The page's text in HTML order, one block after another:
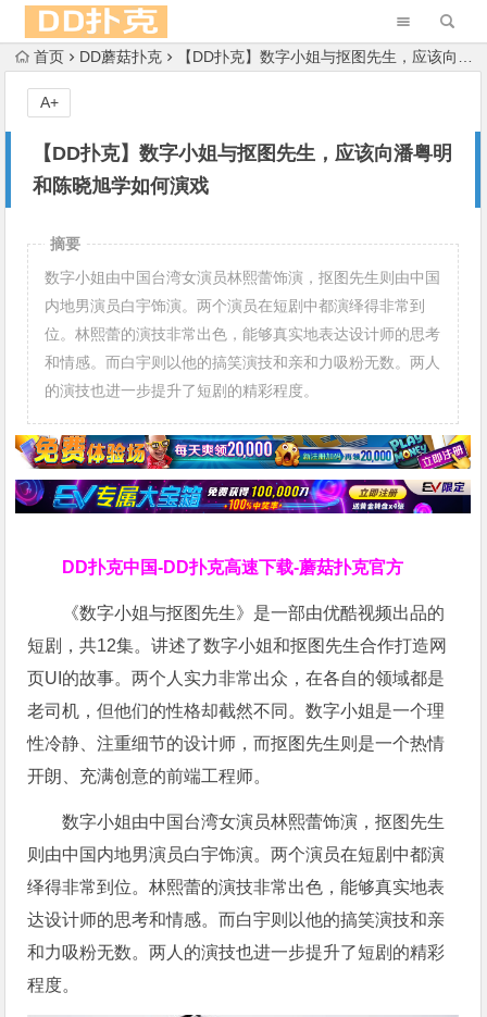
首页 DD蘑菇扑克 【DD扑克】数字小姐与抠图先生，应该向潘粤明和陈晓旭学如何演戏
【DD扑克】数字小姐与抠图先生，应该向潘粤明
和陈晓旭学如何演戏
A+
摘要
数字小姐由中国台湾女演员林熙蕾饰演，抠图先生则由中国
内地男演员白宇饰演。两个演员在短剧中都演绎得非常到
位。林熙蕾的演技非常出色，能够真实地表达设计师的思考
和情感。而白宇则以他的搞笑演技和亲和力吸粉无数。两人
的演技也进一步提升了短剧的精彩程度。
DD扑克中国-DD扑克高速下载-蘑菇扑克官方
《数字小姐与抠图先生》是一部由优酷视频出品的
短剧，共12集。讲述了数字小姐和抠图先生合作打造网
页UI的故事。两个人实力非常出众，在各自的领域都是
老司机，但他们的性格却截然不同。数字小姐是一个理
性冷静、注重细节的设计师，而抠图先生则是一个热情
开朗、充满创意的前端工程师。
数字小姐由中国台湾女演员林熙蕾饰演，抠图先生
则由中国内地男演员白宇饰演。两个演员在短剧中都演
绎得非常到位。林熙蕾的演技非常出色，能够真实地表
达设计师的思考和情感。而白宇则以他的搞笑演技和亲
和力吸粉无数。两人的演技也进一步提升了短剧的精彩
程度。